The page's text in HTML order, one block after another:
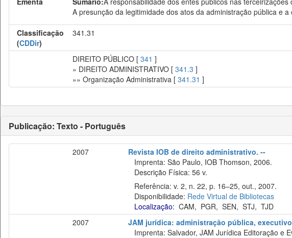
A presunção da legitimidade dos atos da administração pública e a
Classificação
(CDDir)
341.31
DIREITO PÚBLICO [ 341 ]
» DIREITO ADMINISTRATIVO [ 341.3 ]
»» Organização Administrativa [ 341.31 ]
Publicação: Texto - Português
2007
Revista IOB de direito administrativo. --
Imprenta: São Paulo, IOB Thomson, 2006.
Descrição Física: 56 v.
Referência: v. 2, n. 22, p. 16–25, out., 2007.
Disponibilidade: Rede Virtual de Bibliotecas
Localização: CAM, PGR, SEN, STJ, TJD
2007
JAM jurídica: administração pública,
Imprenta: Salvador, JAM Jurídica Editoração e